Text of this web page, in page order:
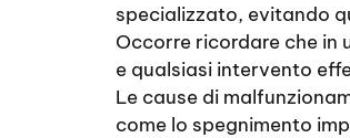
specializzato, evitando
Occorre ricordare che in
e qualsiasi intervento
Le cause di
come lo spegnimento